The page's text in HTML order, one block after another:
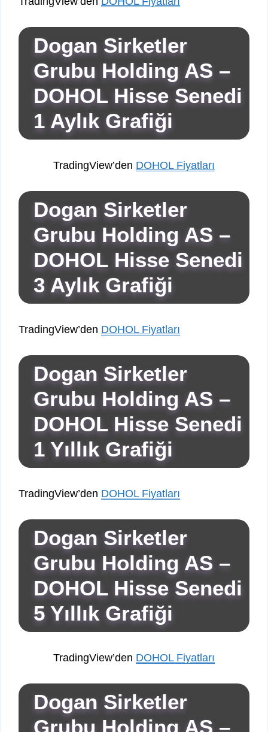
Dogan Sirketler
Grubu Holding AS –
DOHOL Hisse Senedi
1 Aylık Grafiği
TradingView’den DOHOL Fiyatları
Dogan Sirketler
Grubu Holding AS –
DOHOL Hisse Senedi
3 Aylık Grafiği
TradingView’den DOHOL Fiyatları
Dogan Sirketler
Grubu Holding AS –
DOHOL Hisse Senedi
1 Yıllık Grafiği
TradingView’den DOHOL Fiyatları
Dogan Sirketler
Grubu Holding AS –
DOHOL Hisse Senedi
5 Yıllık Grafiği
TradingView’den DOHOL Fiyatları
Dogan Sirketler
Grubu Holding AS –